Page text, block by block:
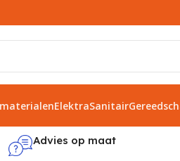
ElektraSanitair
Advies op maat